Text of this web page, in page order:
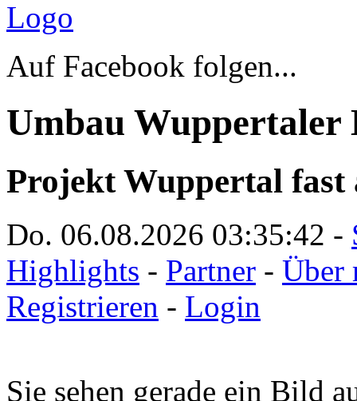
Auf Facebook folgen...
Umbau Wuppertaler
Projekt Wuppertal fast
Do. 06.08.2026 03:35:42 -
Highlights - Partner - Über
Registrieren - Login
Sie sehen gerade ein Bild